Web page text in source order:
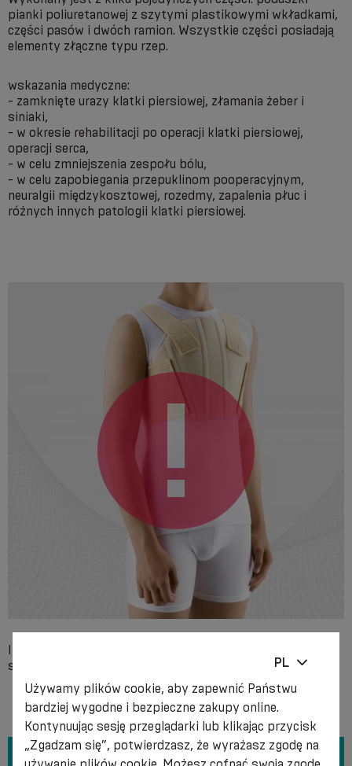
pianki poliuretanowej z szytymi plastikowymi wkładkami,
części pasów i dwóch ramion. Wszystkie części posiadają
elementy złączne typu rzep.
wskazania medyczne:
- zamknięte urazy klatki piersiowej, złamania żeber i
siniaki,
- w okresie rehabilitacji po operacji klatki piersiowej,
operacji serca,
- w celu zmniejszenia zespołu bólu,
- w celu zapobiegania przepuklinom pooperacyjnym,
neuralgii międzykosztowej, rozedmy, zapalenia płuc i
różnych innych patologii klatki piersiowej.
składowych produktu.
PL
Używamy plików cookie, aby zapewnić Państwu
bardziej wygodne i bezpieczne zakupy online.
Kontynuując sesję przeglądarki lub klikając przycisk
„Zgadzam się”, potwierdzasz, że wyrażasz zgodę na